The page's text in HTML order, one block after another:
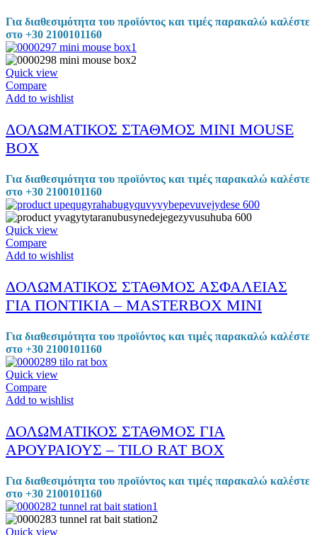
Για διαθεσιμότητα του προϊόντος και τιμές παρακαλώ καλέστε
στο +30 2100101160
Quick view
Compare
Add to wishlist
ΔΟΛΩΜΑΤΙΚΟΣ ΣΤΑΘΜΟΣ MINI MOUSE
BOX
Για διαθεσιμότητα του προϊόντος και τιμές παρακαλώ καλέστε
στο +30 2100101160
Quick view
Compare
Add to wishlist
ΔΟΛΩΜΑΤΙΚΟΣ ΣΤΑΘΜΟΣ ΑΣΦΑΛΕΙΑΣ
ΓΙΑ ΠΟΝΤΙΚΙΑ – ΜASTERBOX MINI
Για διαθεσιμότητα του προϊόντος και τιμές παρακαλώ καλέστε
στο +30 2100101160
Quick view
Compare
Add to wishlist
ΔΟΛΩΜΑΤΙΚΟΣ ΣΤΑΘΜΟΣ ΓΙΑ
ΑΡΟΥΡΑΙΟΥΣ – TILO RAT BOX
Για διαθεσιμότητα του προϊόντος και τιμές παρακαλώ καλέστε
στο +30 2100101160
Quick view